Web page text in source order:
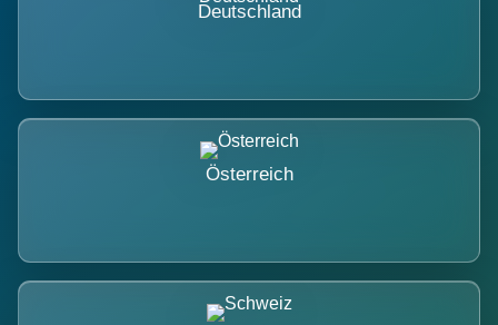
Deutschland
Österreich